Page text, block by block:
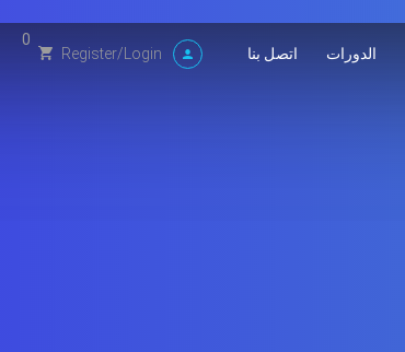
الدورات اتصل بنا Register/Login
0